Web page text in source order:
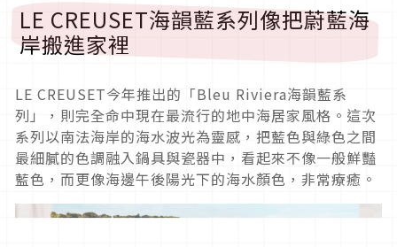
LE CREUSET海韻藍系列像把蔚藍海
岸搬進家裡
LE CREUSET今年推出的「Bleu Riviera海韻藍系
列」，則完全命中現在最流行的地中海居家風格。這次
系列以南法海岸的海水波光為靈感，把藍色與綠色之間
最細膩的色調融入鍋具與瓷器中，看起來不像一般鮮豔
藍色，而更像海邊午後陽光下的海水顏色，非常療癒。